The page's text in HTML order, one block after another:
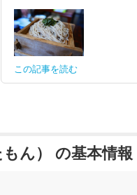
この記事を読む
ん） の基本情報